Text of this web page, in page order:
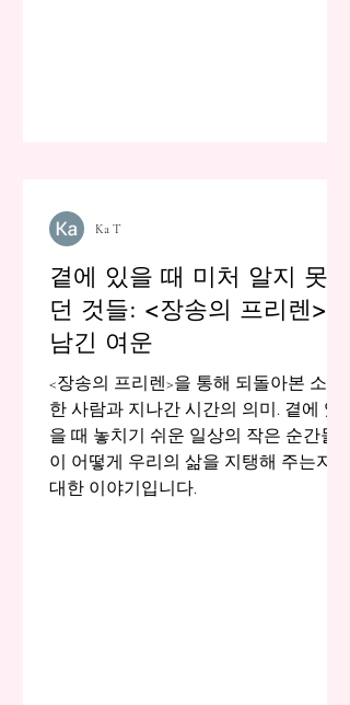
곁에 있을 때 미처 알지 못했
던 것들: <장송의 프리렌>이
남긴 여운
<장송의 프리렌>을 통해 되돌아본 소중
한 사람과 지나간 시간의 의미. 곁에 있
을 때 놓치기 쉬운 일상의 작은 순간들
이 어떻게 우리의 삶을 지탱해 주는지에
대한 이야기입니다.
Ka T